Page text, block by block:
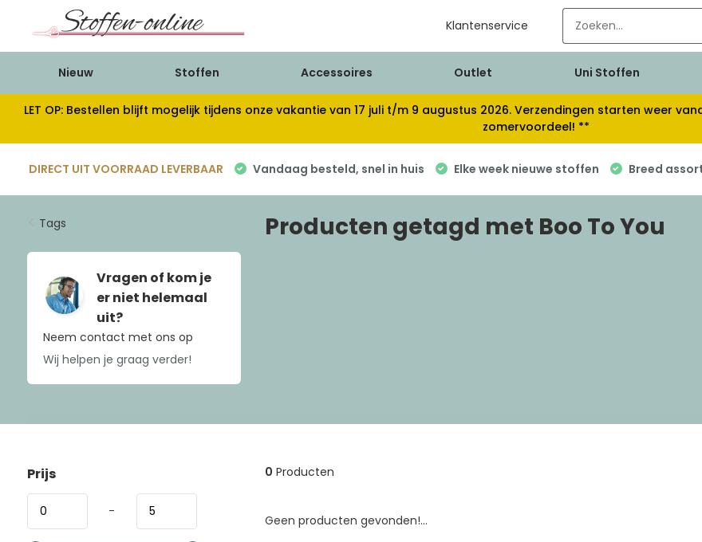
Klantenservice
Nieuw Stoffen Accessoires Outlet Uni Stoffen
LET OP: Bestellen blijft mogelijk tijdens onze vakantie van 17 juli t/m 9 augustus 2026. Verzendingen starten weer
zomervoordeel! **
DIRECT UIT VOORRAAD LEVERBAAR Vandaag besteld, snel in huis Elke week nieuwe stoffen Breed
Tags
Vragen of kom je
er niet helemaal
uit?
Neem contact met ons op
Wij helpen je graag verder!
Producten getagd met Boo To You
Prijs
-
0 Producten
Geen producten gevonden!...